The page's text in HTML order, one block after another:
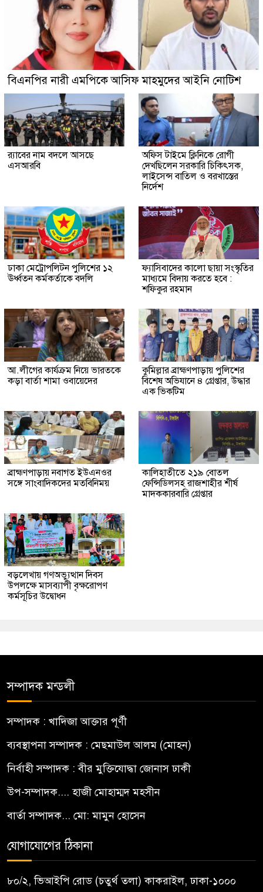
বিএনপির নারী এমপিকে আসিফ মাহমুদের আইনি নোটিশ
র‍্যাবের নাম বদলে আসছে
এসআরবি
অফিস টাইমে ক্লিনিকে রোগী
দেখছিলেন সরকারি চিকিৎসক,
লাইসেন্স বাতিল ও বরখাস্তের
নির্দেশ
ঢাকা মেট্রোপলিটন পুলিশের ১২
ঊর্ধ্বতন কর্মকর্তাকে বদলি
ফ্যাসিবাদের কালো ছায়া সংস্কৃতির
মাধ্যমে বিদায় করতে হবে :
শফিকুর রহমান
আ.লীগের কার্যক্রম নিয়ে ভারতকে
কড়া বার্তা শামা ওবায়েদের
কুমিল্লার ব্রাহ্মণপাড়ায় পুলিশের
বিশেষ অভিযানে ৪ গ্রেপ্তার, উদ্ধার
এক ভিকটিম
ব্রাহ্মণপাড়ায় নবাগত ইউএনওর
সঙ্গে সাংবাদিকদের মতবিনিময়
কালিহাতীতে ২১৯ বোতল
ফেন্সিডিলসহ রাজশাহীর শীর্ষ
মাদককারবারি গ্রেপ্তার
বড়লেখায় গণঅভ্যুত্থান দিবস
উপলক্ষে মাসব্যাপী বৃক্ষরোপণ
কর্মসূচির উদ্বোধন
সম্পাদক মন্ডলী
সম্পাদক : খাদিজা আক্তার পূর্ণী
ব্যবস্থাপনা সম্পাদক : মেছমাউল আলম (মোহন)
নির্বাহী সম্পাদক : বীর মুক্তিযোদ্ধা জোনাস ঢাকী
উপ-সম্পাদক.... হাজী মোহাম্মদ মহসীন
বার্তা সম্পাদক... মো: মামুন হোসেন
যোগাযোগের ঠিকানা
৮০/২, ভিআইপি রোড (চতুর্থ তলা) কাকরাইল, ঢাকা-১০০০